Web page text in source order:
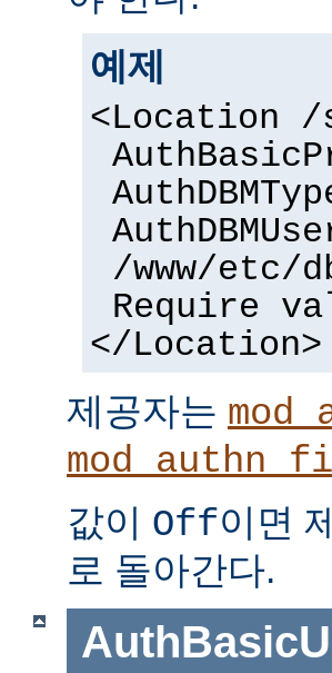
예제
<Location /
/www/etc/
Require
</Location>
제공자는
값이 Off이면
로 돌아간다.